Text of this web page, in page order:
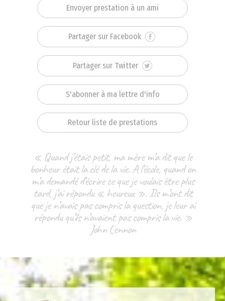
Envoyer prestation à un ami
Partager sur Facebook
Partager sur Twitter
S'abonner à ma lettre d'info
Retour liste de prestations
« Quand j’étais petit, ma mère m’a dit que le
bonheur était la clé de la vie. A l’école, quand on
m’a demandé d’écrire ce que je voulais être plus
tard, j’ai répondu « heureux ». Ils m’ont dit
que je n’avais pas compris la question, je leur ai
répondu qu’ils n’avaient pas compris la vie. »
John Lennon